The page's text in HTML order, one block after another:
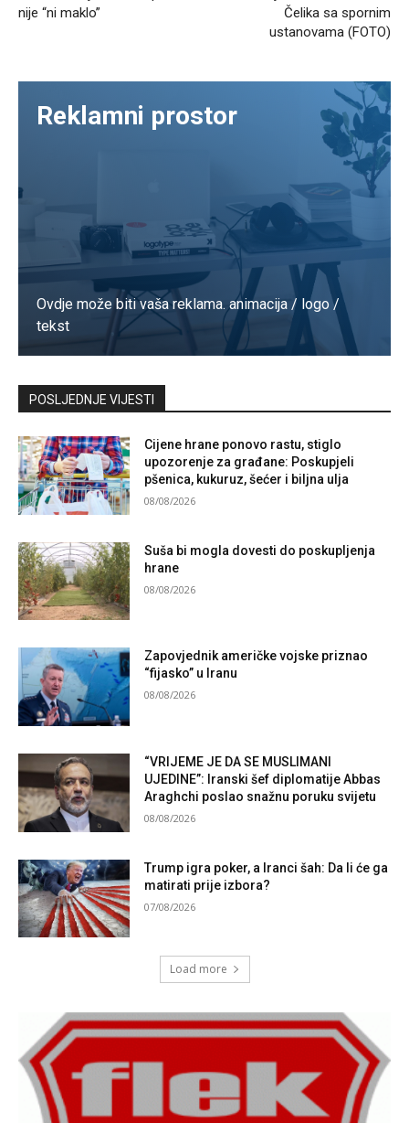
nije “ni maklo”
Čelika sa spornim
ustanovama (FOTO)
Reklamni prostor
Ovdje može biti vaša reklama. animacija / logo /
tekst
Kontaktirajte nas
POSLJEDNJE VIJESTI
Cijene hrane ponovo rastu, stiglo
upozorenje za građane: Poskupjeli
pšenica, kukuruz, šećer i biljna ulja
08/08/2026
Suša bi mogla dovesti do poskupljenja
hrane
08/08/2026
Zapovjednik američke vojske priznao
“fijasko” u Iranu
08/08/2026
“VRIJEME JE DA SE MUSLIMANI
UJEDINE”: Iranski šef diplomatije Abbas
Araghchi poslao snažnu poruku svijetu
08/08/2026
Trump igra poker, a Iranci šah: Da li će ga
matirati prije izbora?
07/08/2026
Load more